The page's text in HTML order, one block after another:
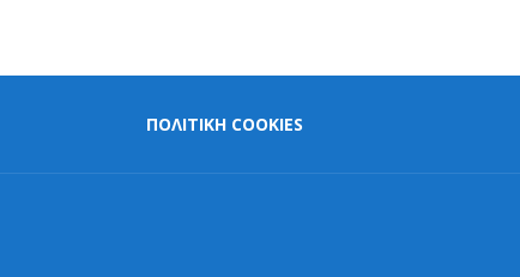
ΠΟΛΙΤΙΚΗ COOKIES